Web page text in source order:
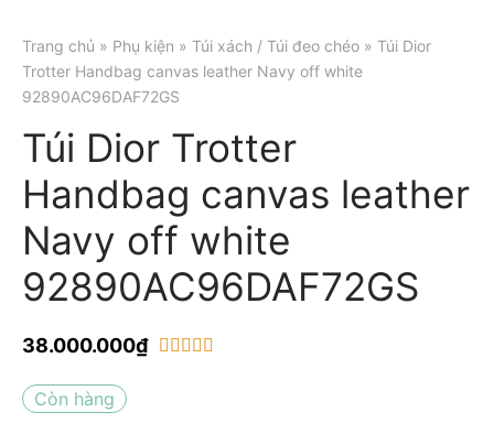
Trang chủ » Phụ kiện » Túi xách / Túi đeo chéo » Túi Dior
Trotter Handbag canvas leather Navy off white
92890AC96DAF72GS
Túi Dior Trotter
Handbag canvas leather
Navy off white
92890AC96DAF72GS
38.000.000₫
Còn hàng